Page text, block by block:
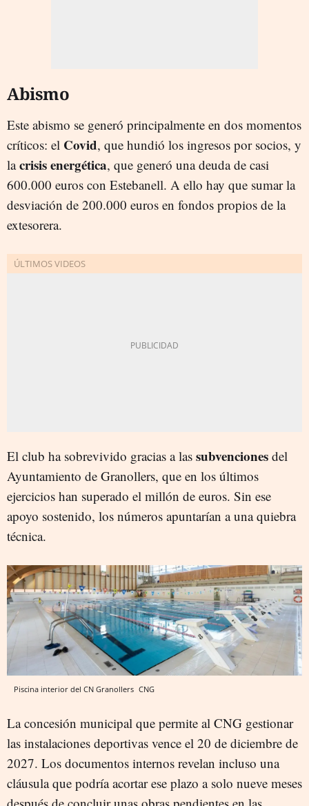
Abismo
Este abismo se generó principalmente en dos momentos
críticos: el Covid, que hundió los ingresos por socios, y
lacrisis energética, que generó una deuda de casi
600.000 euros con Estebanell. A ello hay que sumar la
desviación de 200.000 euros en fondos propios de la
extesorera.
El club ha sobrevivido gracias a las subvenciones del
Ayuntamiento de Granollers, que en los últimos
ejercicios han superado el millón de euros. Sin ese
apoyo sostenido, los números apuntarían a una quiebra
técnica.
Piscina interior del CN Granollers CNG
La concesión municipal que permite al CNG gestionar
las instalaciones deportivas vence el 20 de diciembre de
2027. Los documentos internos revelan incluso una
cláusula que podría acortar ese plazo a solo nueve meses